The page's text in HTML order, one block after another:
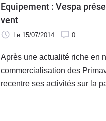
Equipement : Vespa
vent
Le 15/07/2014 0
Après une actualité riche en
commercialisation des
recentre ses activités sur la